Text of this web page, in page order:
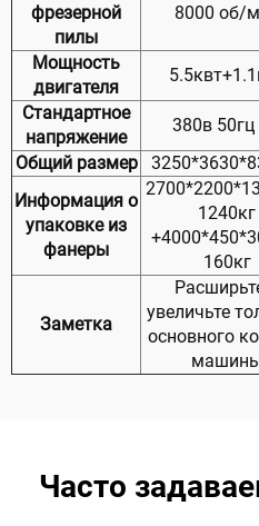
фрезерной
пилы
8000 об/
Мощность
двигателя
Стандартное
напряжение
380в
Общий размер
Информация о
упаковке из
фанеры
1240кг
160кг
Заметка
увеличьте
основного
Часто